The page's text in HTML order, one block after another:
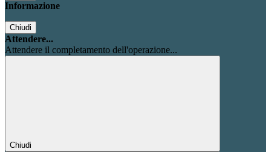
Informazione
Chiudi
Attendere...
Attendere il completamento dell'operazione...
Chiudi